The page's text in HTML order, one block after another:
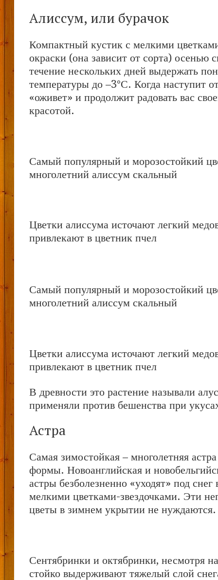
Алиссум, или бурачок
Компактный кустик с мелкими
окраски (она зависит от сорта) осенью
течение нескольких дней выдержать
температуры до –3°С. Когда наступит
«оживет» и продолжит радовать вас
красотой.
Самый популярный и морозостойкий
многолетний алиссум скальный
Цветки алиссума источают легкий
привлекают в цветник пчел
Самый популярный и морозостойкий
многолетний алиссум скальный
Цветки алиссума источают легкий
привлекают в цветник пчел
В древности это растение называли
применяли против бешенства при
Астра
Самая зимостойкая – многолетняя
формы. Новоанглийская и
астры безболезненно «уходят» под
мелкими цветками-звездочками. Эти
цветы в зимнем укрытии не нуждаются.
Сентябринки и октябринки, несмотря
стойко выдерживают тяжелый слой